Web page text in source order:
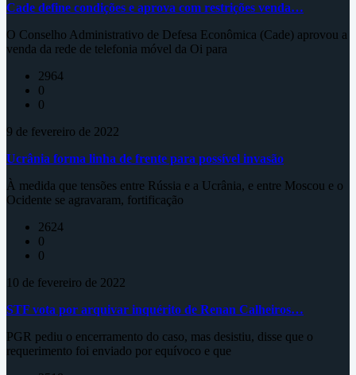
Cade define condições e aprova com restrições venda…
O Conselho Administrativo de Defesa Econômica (Cade) aprovou a
venda da rede de telefonia móvel da Oi para
2964
0
0
9 de fevereiro de 2022
Ucrânia forma linha de frente para possível invasão
À medida que tensões entre Rússia e a Ucrânia, e entre Moscou e o
Ocidente se agravaram, fortificação
2624
0
0
10 de fevereiro de 2022
STF vota por arquivar inquérito de Renan Calheiros…
PGR pediu o encerramento do caso, mas desistiu, disse que o
requerimento foi enviado por equívoco e que